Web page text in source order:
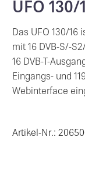
UFO 130/
Das UFO 130/16
mit 16 DVB-S/-
16 DVB-T-
Eingangs- und
Webinterface
Artikel-Nr.: